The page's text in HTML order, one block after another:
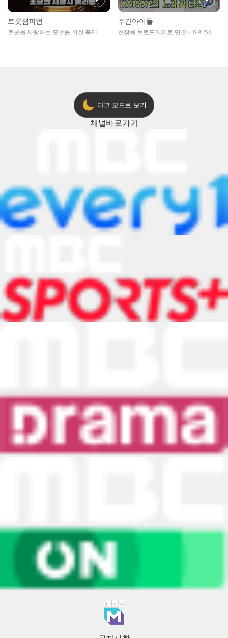
트롯챔피언
트롯을 사랑하는 모두를 위한 축제,
주간아이돌
현장을 브로드웨이로 만든✨ KATSEYE
다크 모드로 보기
채널바로가기